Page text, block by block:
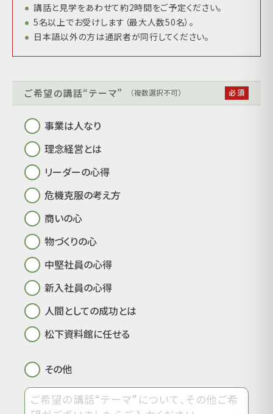
講話と見学をあわせて約2時間をご予定ください。
5名以上でお受けします（最大人数50名）。
日本語以外の方は通訳者が同行してください。
ご希望の講話“テーマ” （複数選択不可）
事業は人なり
理念経営とは
リーダーの心得
危機克服の考え方
商いの心
物づくりの心
中堅社員の心得
新入社員の心得
人間としての成功とは
松下資料館に任せる
その他